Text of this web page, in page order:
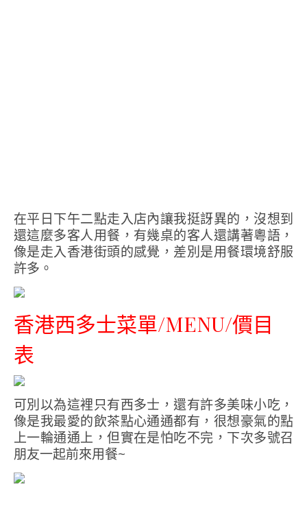
在平日下午二點走入店內讓我挺訝異的，沒想到
還這麼多客人用餐，有幾桌的客人還講著粵語，
像是走入香港街頭的感覺，差別是用餐環境舒服
許多。
香港西多士菜單/MENU/價目
表
可別以為這裡只有西多士，還有許多美味小吃，
像是我最愛的飲茶點心通通都有，很想豪氣的點
上一輪通通上，但實在是怕吃不完，下次多號召
朋友一起前來用餐~